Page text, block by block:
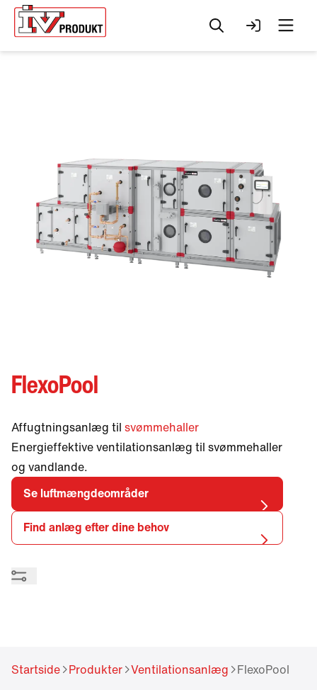
Change to
Søg Log ind
FlexoPool
Affugtningsanlæg til svømmehaller
Energieffektive ventilationsanlæg til svømmehaller
og vandlande.
Se luftmængdeområder
Find anlæg efter dine behov
Startside Produkter Ventilationsanlæg FlexoPool